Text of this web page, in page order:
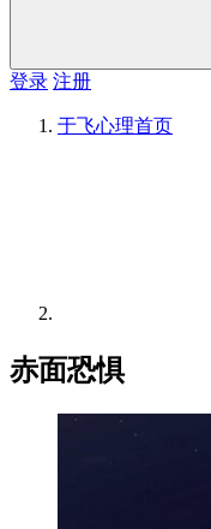
登录 注册
于飞心理首页
赤面恐惧